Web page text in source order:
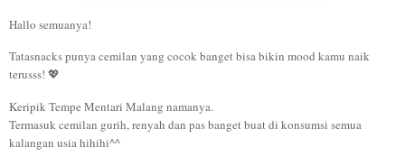
Hallo semuanya!
Tatasnacks punya cemilan yang cocok banget bisa bikin mood kamu naik
terusss! 💖
Keripik Tempe Mentari Malang namanya.
Termasuk cemilan gurih, renyah dan pas banget buat di konsumsi semua
kalangan usia hihihi^^